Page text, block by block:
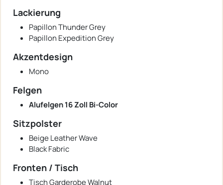
Lackierung
Papillon Thunder Grey
Papillon Expedition Grey
Akzentdesign
Mono
Felgen
Alufelgen 16 Zoll Bi-Color
Sitzpolster
Beige Leather Wave
Black Fabric
Fronten / Tisch
Tisch Garderobe Walnut